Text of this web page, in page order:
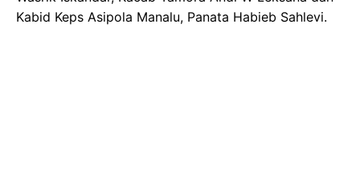
Kabid Keps Asipola Manalu, Panata Habieb Sahlevi.